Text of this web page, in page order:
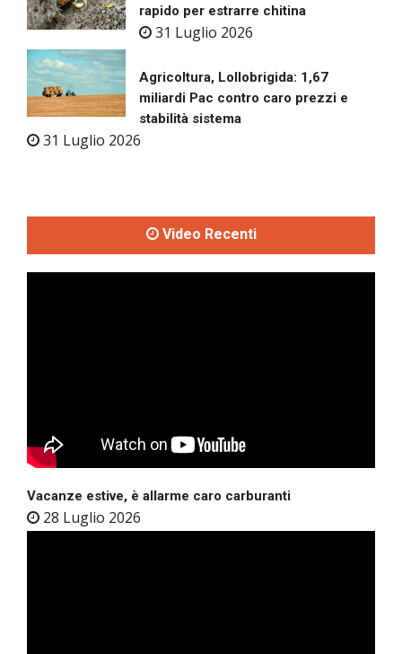
rapido per estrarre chitina
31 Luglio 2026
Agricoltura, Lollobrigida: 1,67
miliardi Pac contro caro prezzi e
stabilità sistema
31 Luglio 2026
Video Recenti
Vacanze estive, è allarme caro carburanti
28 Luglio 2026